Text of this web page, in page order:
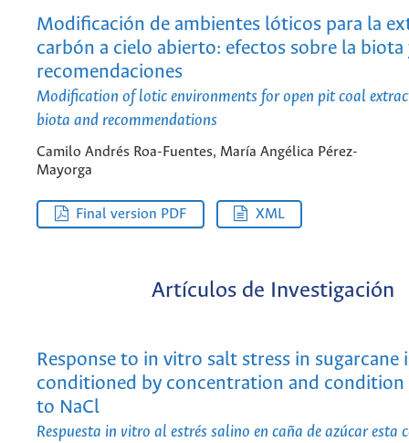
Modificación de ambientes lóticos para la
carbón a cielo abierto: efectos sobre la biota
recomendaciones
Modification of lotic environments for open pit coal
biota and recommendations
Camilo Andrés Roa-Fuentes, María Angélica Pérez-
Mayorga
Final version PDF XML
Artículos de Investigación
Response to in vitro salt stress in sugarcane
conditioned by concentration and condition
to NaCl
Respuesta in vitro al estrés salino en caña de azúcar esta